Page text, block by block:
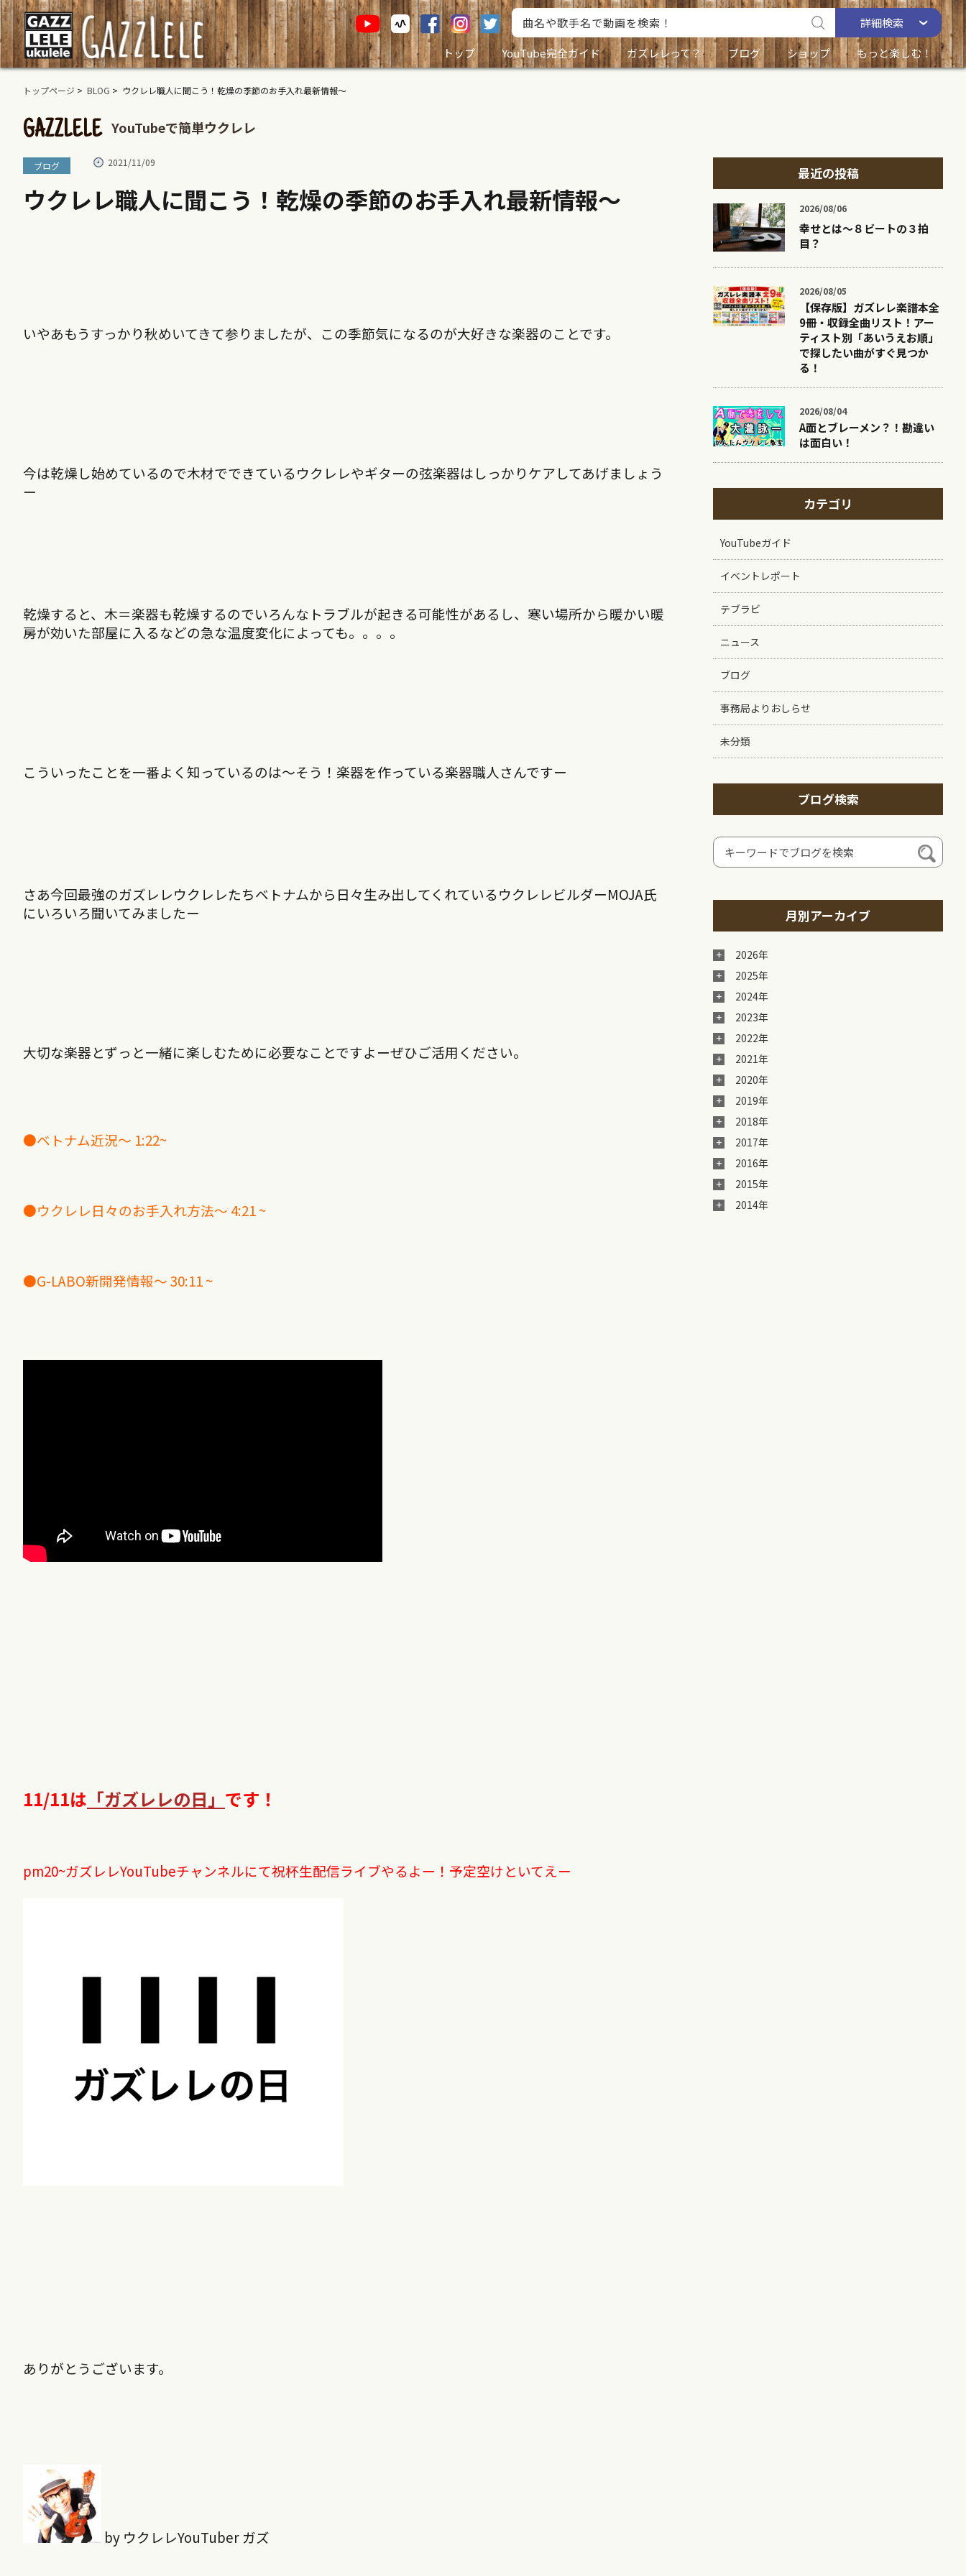
詳細検索
トップ
YouTube完全ガイド ガズレレって？ ブログ ショップ もっと楽しむ！
トップページ > BLOG > ウクレレ職人に聞こう！乾燥の季節のお手入れ最新情報〜
GAZZLELE YouTubeで簡単ウクレレ
ブログ 2021/11/09
ウクレレ職人に聞こう！乾燥の季節のお手入れ最新情報〜
いやあもうすっかり秋めいてきて参りましたが、この季節気になるのが大好きな楽器のことです。
今は乾燥し始めているので木材でできているウクレレやギターの弦楽器はしっかりケアしてあげましょう
ー
乾燥すると、木＝楽器も乾燥するのでいろんなトラブルが起きる可能性があるし、寒い場所から暖かい暖
房が効いた部屋に入るなどの急な温度変化によっても。。。。
こういったことを一番よく知っているのは～そう！楽器を作っている楽器職人さんですー
さあ今回最強のガズレレウクレレたちベトナムから日々生み出してくれているウクレレビルダーMOJA氏
にいろいろ聞いてみましたー
大切な楽器とずっと一緒に楽しむために必要なことですよーぜひご活用ください。
●ベトナム近況～ 1:22~
●ウクレレ日々のお手入れ方法～ 4:21 ~
●G-LABO新開発情報～30:11 ~
11/11は 「ガズレレの日」 です！
pm20~ガズレレYouTubeチャンネルにて祝杯生配信ライブやるよー！ 予定空けといてえー
ありがとうございます。
by ウクレレYouTuber ガズ
最近の投稿
2026/08/06
幸せとは〜８ビートの３拍
目？
2026/08/05
【保存版】ガズレレ楽譜本全
9冊・収録全曲リスト！アー
ティスト別「あいうえお順」
で探したい曲がすぐ見つか
る！
2026/08/04
A面とブレーメン？！勘違い
は面白い！
カテゴリ
YouTubeガイド
イベントレポート
テブラビ
ニュース
ブログ
事務局よりおしらせ
未分類
ブログ検索
月別アーカイブ
2026年
2025年
2024年
2023年
2022年
2021年
2020年
2019年
2018年
2017年
2016年
2015年
2014年